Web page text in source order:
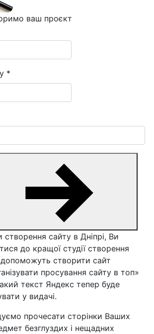
ваш проєкт
*
сайту в Дніпрі, Ви
до кращої студії створення
допоможуть створити сайт
просування сайту в топ»
текст Яндекс тепер буде
у видачі.
прочесати сторінки Ваших
безглуздих і нещадних